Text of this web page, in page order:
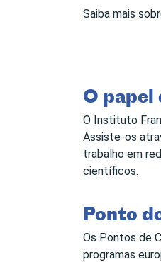
Saiba mais
O
O Instituto
Assiste-os
trabalho em
científicos.
Ponto
Os Pontos de
programas